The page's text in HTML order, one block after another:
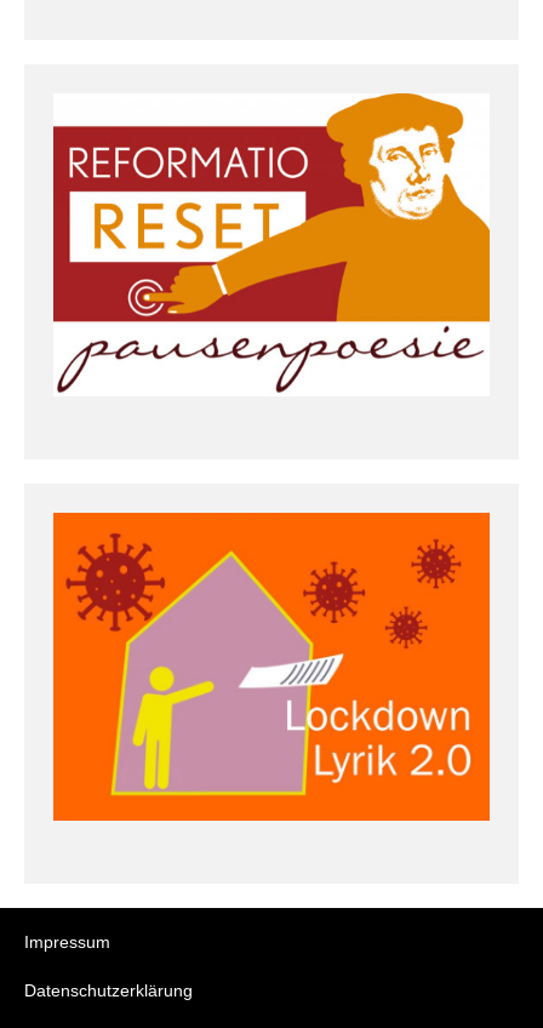
Impressum
Datenschutzerklärung